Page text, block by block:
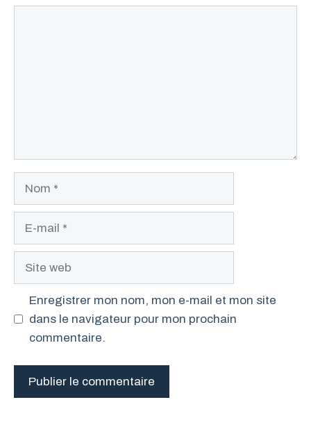
Site
Enregistrer mon nom, mon e-mail et mon site
dans le navigateur pour mon prochain
commentaire.